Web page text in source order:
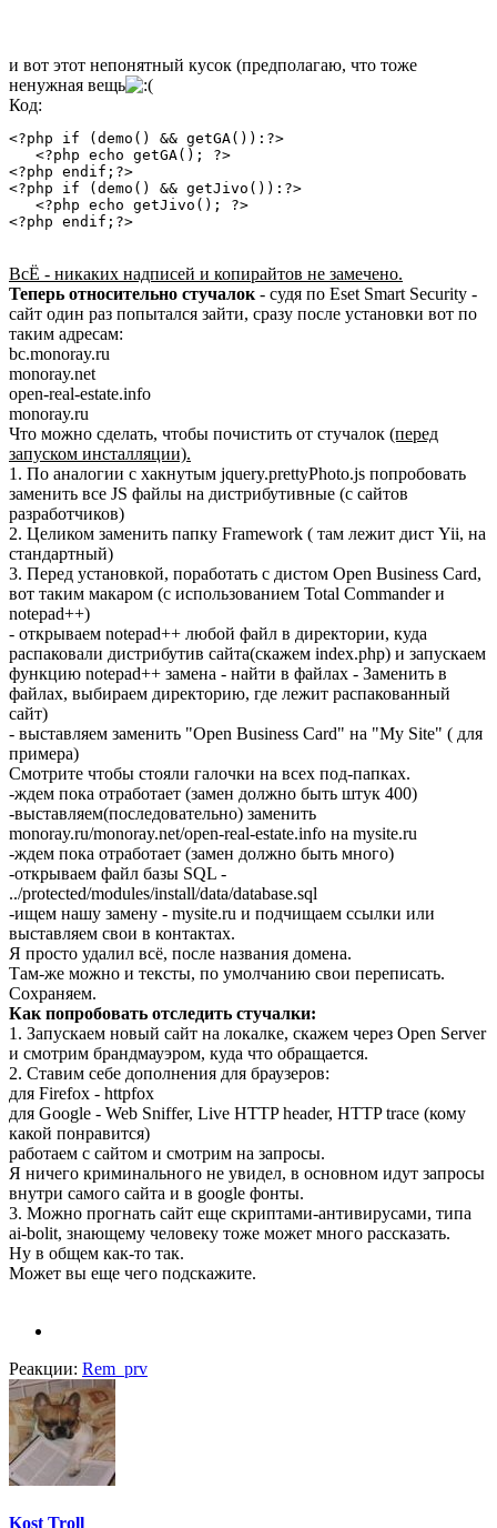
и вот этот непонятный кусок (предполагаю, что тоже
ненужная вещь
Код:
<?php if (demo() && getGA()):?>
   <?php echo getGA(); ?>
<?php endif;?>
<?php if (demo() && getJivo()):?>
   <?php echo getJivo(); ?>
<?php endif;?>
ВсЁ - никаких надписей и копирайтов не замечено.
Теперь относительно стучалок - судя по Eset Smart Security -
сайт один раз попытался зайти, сразу после установки вот по
таким адресам:
bc.monoray.ru
monoray.net
open-real-estate.info
monoray.ru
Что можно сделать, чтобы почистить от стучалок (перед
запуском инсталляции).
1. По аналогии с хакнутым jquery.prettyPhoto.js попробовать
заменить все JS файлы на дистрибутивные (с сайтов
разработчиков)
2. Целиком заменить папку Framework ( там лежит дист Yii, на
стандартный)
3. Перед установкой, поработать с дистом Open Business Card,
вот таким макаром (с использованием Total Commander и
notepad++)
- открываем notepad++ любой файл в директории, куда
распаковали дистрибутив сайта(скажем index.php) и запускаем
функцию notepad++ замена - найти в файлах - Заменить в
файлах, выбираем директорию, где лежит распакованный
сайт)
- выставляем заменить "Open Business Card" на "My Site" ( для
примера)
Смотрите чтобы стояли галочки на всех под-папках.
-ждем пока отработает (замен должно быть штук 400)
-выставляем(последовательно) заменить
monoray.ru/monoray.net/open-real-estate.info на mysite.ru
-ждем пока отработает (замен должно быть много)
-открываем файл базы SQL -
../protected/modules/install/data/database.sql
-ищем нашу замену - mysite.ru и подчищаем ссылки или
выставляем свои в контактах.
Я просто удалил всё, после названия домена.
Там-же можно и тексты, по умолчанию свои переписать.
Сохраняем.
Как попробовать отследить стучалки:
1. Запускаем новый сайт на локалке, скажем через Open Server
и смотрим брандмауэром, куда что обращается.
2. Ставим себе дополнения для браузеров:
для Firefox - httpfox
для Google - Web Sniffer, Live HTTP header, HTTP trace (кому
какой понравится)
работаем с сайтом и смотрим на запросы.
Я ничего криминального не увидел, в основном идут запросы
внутри самого сайта и в google фонты.
3. Можно прогнать сайт еще скриптами-антивирусами, типа
ai-bolit, знающему человеку тоже может много рассказать.
Ну в общем как-то так.
Может вы еще чего подскажите.
Реакции: Rem_prv
Kost Troll